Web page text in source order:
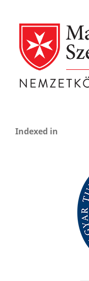
Indexed in